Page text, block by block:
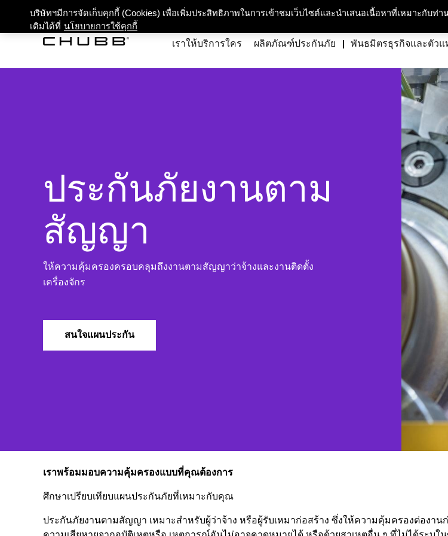
เกี่ยวกับเรา ความรับผิดชอบต่อสังคมและสิ่งแวดล้อม ส
เราให้บริการใคร ผลิตภัณฑ์ประกันภัย พันธมิตรธุรกิจและตัวแ
ประกันภัยงานตาม
สัญญา
ให้ความคุ้มครองครอบคลุมถึงงานตามสัญญาว่าจ้างและงานติดตั้ง
เครื่องจักร
สนใจแผนประกัน
เราพร้อมมอบความคุ้มครองแบบที่คุณต้องการ
ศึกษาเปรียบเทียบแผนประกันภัยที่เหมาะกับคุณ
ประกันภัยงานตามสัญญา เหมาะสำหรับผู้ว่าจ้าง หรือผู้รับเหมาก่อสร้าง ซึ่งให้ความคุ้มครองต่องาน
บริษัทฯมีการจัดเก็บคุกกี้ (Cookies) เพื่อเพิ่มประสิทธิภาพในการเข้าชมเว็บไซต์และนำเสนอเนื้อหาที่เหมาะกับท่า
เติมได้ที่ นโยบายการใช้คุกกี้